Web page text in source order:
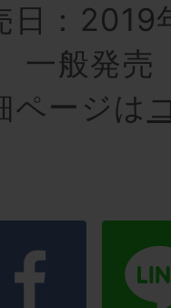
日：2019
一般発売
ページは